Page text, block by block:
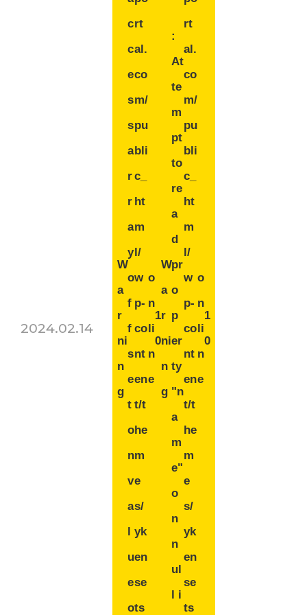
2024.02.14
W
a
r
ni
n
g
c
c
e
s
s
a
r
r
a
y
o
f
f
s
e
t
o
n
v
a
l
u
e
o
rt
al.
co
m/
pu
bli
c_
ht
m
l/
w
p-
co
nt
en
t/t
he
m
e
s/
yk
en
se
ts
o
n
li
n
e
1
0
W
a
r
ni
n
g
:
At
te
m
pt
to
re
a
d
pr
o
p
er
ty
"n
a
m
e"
o
n
n
ul
l i
rt
al.
co
m/
pu
bli
c_
ht
m
l/
w
p-
co
nt
en
t/t
he
m
e
s/
yk
en
se
ts
o
n
li
n
e
1
0